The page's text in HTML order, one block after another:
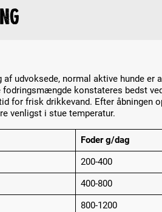
udvoksede, normal aktive hunde er
fodringsmængde konstateres bedst
for frisk drikkevand. Efter åbningen
venligst i stue temperatur.
Foder g/dag
200-400
400-800
800-1200